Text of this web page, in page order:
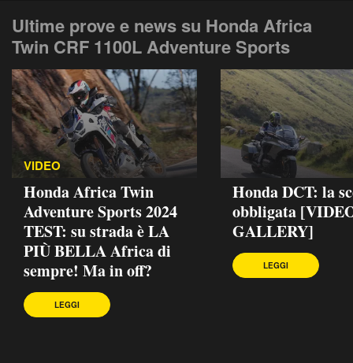
Ultime prove e news su Honda Africa
Twin CRF 1100L Adventure Sports
VIDEO
Honda Africa Twin
Adventure Sports 2024
TEST: su strada è LA
PIÙ BELLA Africa di
sempre! Ma in off?
LEGGI
Honda DCT: la
obbligata
GALLERY]
LEGGI